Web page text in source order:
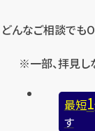
どんなご相談でも
※一部、拝見し
最短1
す